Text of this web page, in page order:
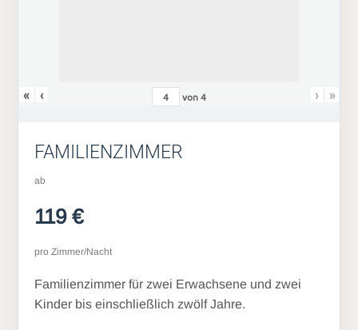
« ‹ von4 › »
FAMILIENZIMMER
ab
119 €
pro Zimmer/Nacht
Familienzimmer für zwei Erwachsene und zwei
Kinder bis einschließlich zwölf Jahre.